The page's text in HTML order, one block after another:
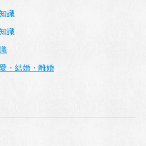
識
識
・結婚・離婚